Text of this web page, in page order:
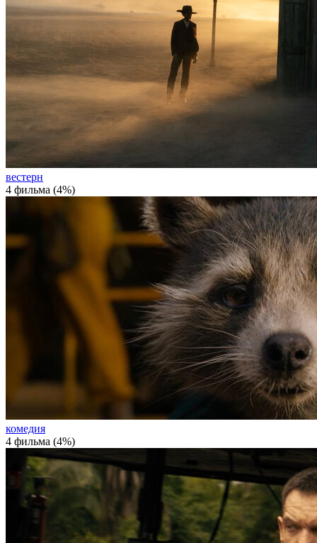
вестерн
4 фильма (4%)
комедия
4 фильма (4%)